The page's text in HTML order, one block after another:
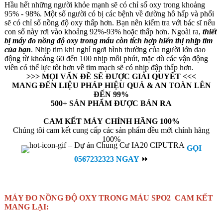
Hầu hết những người khỏe mạnh sẽ có chỉ số oxy trong khoảng
95% - 98%. Một số người có bị các bệnh về đường hô hấp và phổi
sẽ có chỉ số nồng độ oxy thấp hơn. Bạn nên kiểm tra với bác sĩ nếu
con số này rơi vào khoảng 92%-93% hoặc thấp hơn. Ngoài ra, thiết
bị máy đo nồng độ oxy trong máu còn tích hợp hiển thị nhịp tim
của bạn. Nhịp tim khi nghỉ ngơi bình thường của người lớn dao
động từ khoảng 60 đến 100 nhịp mỗi phút, mặc dù các vận động
viên có thể lực tốt hơn về tim mạch sẽ có nhịp đập thấp hơn.
>>> MỌI VẤN ĐỀ SẼ ĐƯỢC GIẢI QUYẾT <<<
MANG ĐẾN LIỆU PHÁP HIỆU QUẢ & AN TOÀN LÊN
ĐẾN 99%
500+ SẢN PHẨM ĐƯỢC BÁN RA
CAM KẾT MÁY CHÍNH HÃNG 100%
Chúng tôi cam kết cung cấp các sản phẩm đều mới chính hãng
100%
GỌI
0567232323 NGAY⏩
MÁY ĐO NỒNG ĐỘ OXY TRONG MÁU SPO2 CAM KẾT
MANG LẠI: